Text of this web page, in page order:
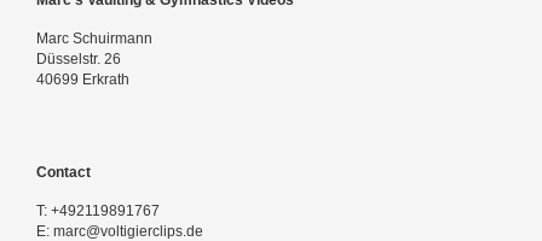
Marc Schuirmann
Düsselstr. 26
40699 Erkrath
Contact
T: +492119891767
E: marc@voltigierclips.de